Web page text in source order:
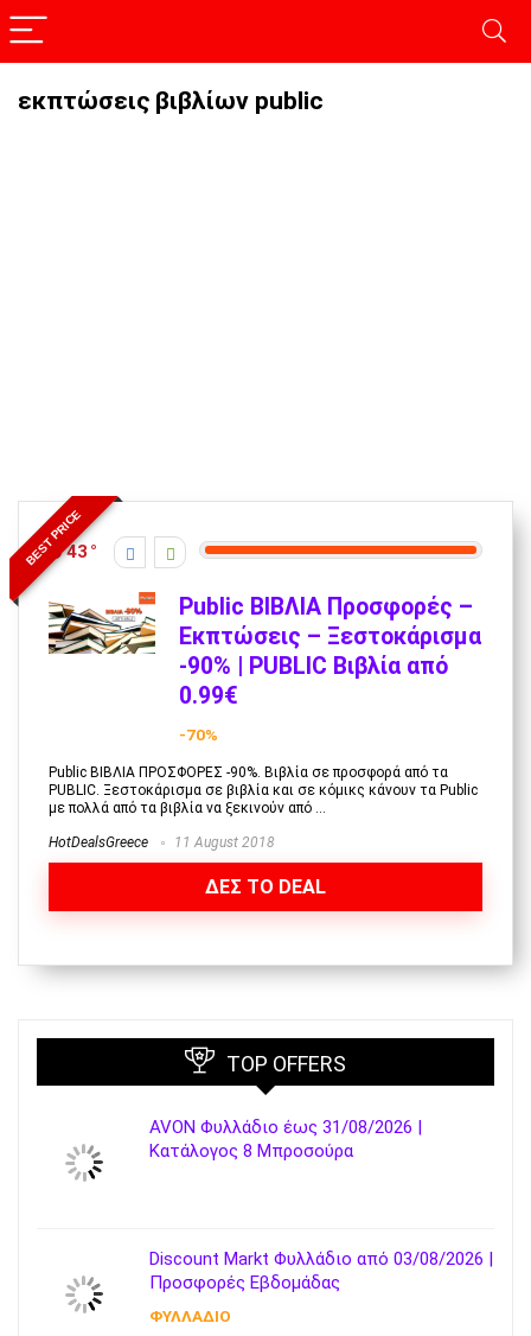
εκπτώσεις βιβλίων public
BEST PRICE
43
Public ΒΙΒΛΙΑ Προσφορές –
Εκπτώσεις – Ξεστοκάρισμα
-90% | PUBLIC Βιβλία από
0.99€
-70%
Public ΒΙΒΛΙΑ ΠΡΟΣΦΟΡΕΣ -90%. Βιβλία σε προσφορά από τα
PUBLIC. Ξεστοκάρισμα σε βιβλία και σε κόμικς κάνουν τα Public
με πολλά από τα βιβλία να ξεκινούν από ...
HotDealsGreece 11 August 2018
ΔΕΣ ΤΟ DEAL
TOP OFFERS
AVON Φυλλάδιο έως 31/08/2026 |
Κατάλογος 8 Μπροσούρα
Discount Markt Φυλλάδιο από 03/08/2026 |
Προσφορές Εβδομάδας
ΦΥΛΛΑΔΙΟ